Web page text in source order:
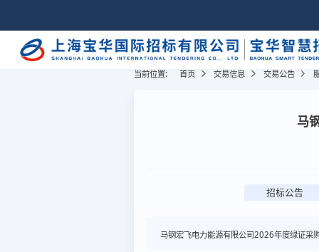
当前位置: 首页 交易信息 交易公告
马
招标公告
马钢宏飞电力能源有限公司2026年度绿证采